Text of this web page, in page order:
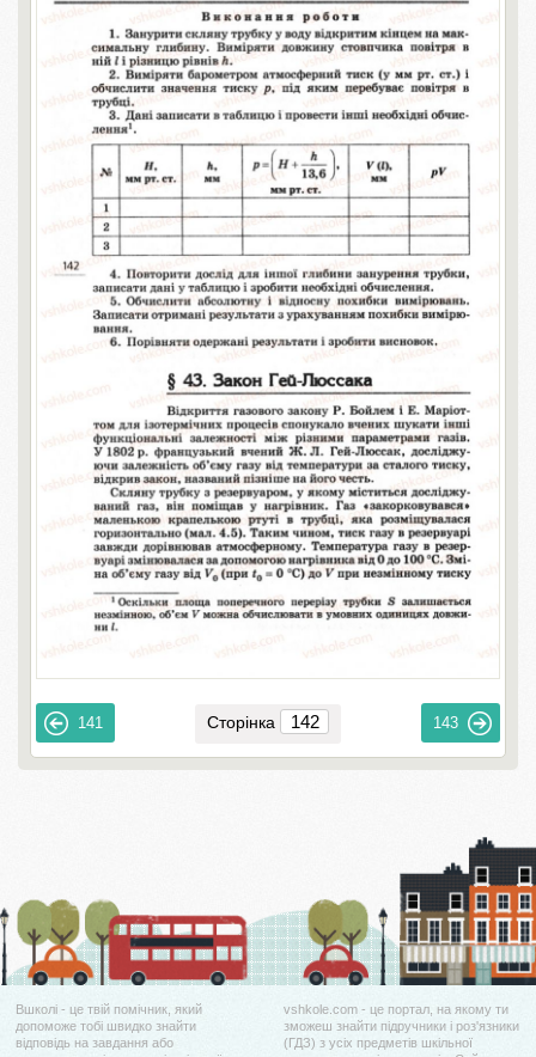
141 Сторінка 143
Вшколі - це твій помічник, який
допоможе тобі швидко знайти
відповідь на завдання або
vshkole.com - це портал, на якому ти
зможеш знайти підручники і роз'язники
(ГДЗ) з усіх предметів шкільної